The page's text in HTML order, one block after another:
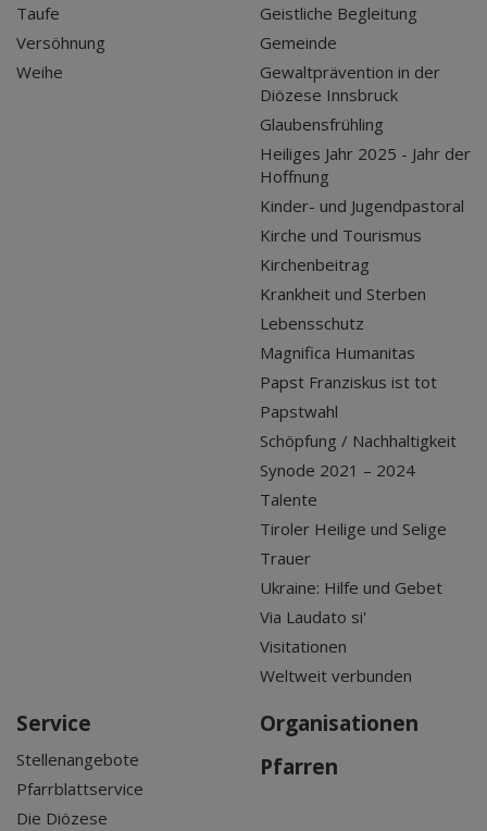
Taufe
Versöhnung
Weihe
Geistliche Begleitung
Gemeinde
Gewaltprävention in der
Diözese Innsbruck
Glaubensfrühling
Heiliges Jahr 2025 - Jahr der
Hoffnung
Kinder- und Jugendpastoral
Kirche und Tourismus
Kirchenbeitrag
Krankheit und Sterben
Lebensschutz
Magnifica Humanitas
Papst Franziskus ist tot
Papstwahl
Schöpfung / Nachhaltigkeit
Synode 2021 – 2024
Talente
Tiroler Heilige und Selige
Trauer
Ukraine: Hilfe und Gebet
Via Laudato si'
Visitationen
Weltweit verbunden
Service
Stellenangebote
Pfarrblattservice
Die Diözese
Organisationen
Pfarren